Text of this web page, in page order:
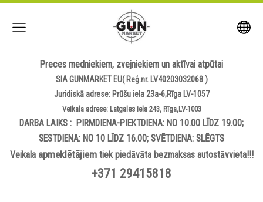
Preces medniekiem, zvejniekiem un aktīvai atpūtai
SIA GUNMARKET EU( Reģ.nr. LV40203032068 )
Juridiskā adrese: Prūšu iela 23a-6,Rīga LV-1057
Veikala adrese: Latgales iela 243, Rīga,LV-1003
DARBA LAIKS : PIRMDIENA-PIEKTDIENA: NO 10.00 LĪDZ 19.00;
SESTDIENA: NO 10 LĪDZ 16.00; SVĒTDIENA: SLĒGTS
Veikala apmeklētājiemtiek piedāvāta bezmaksas autostāvvieta!!!
+371 29415818